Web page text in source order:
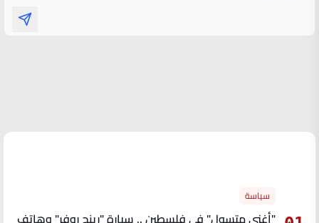
سياسة
"أغنى متسول" في فلسطين .. سيارة "رينج روفر" وهاتف